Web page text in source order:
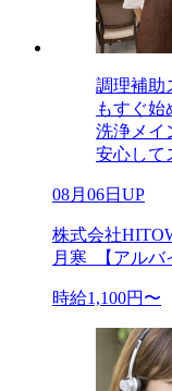
調理補助
もすぐ始
洗浄メイ
安心して
08月06日UP
株式会社
月寒_【アルバ
時給1,100円〜